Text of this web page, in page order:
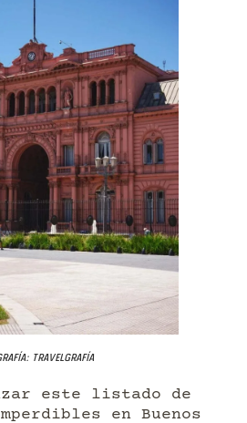
Travelgrafía
este listado de
en Buenos